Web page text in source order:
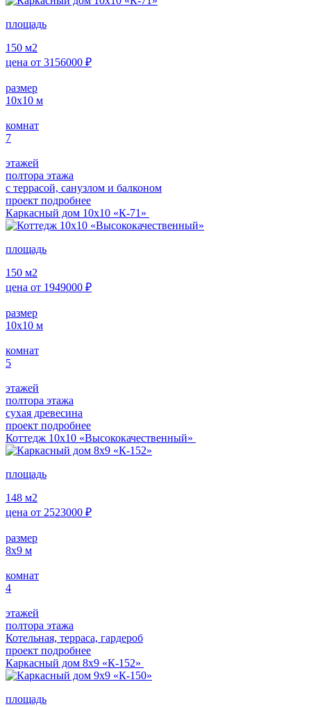
площадь
150 м2
цена от 3156000 ₽
размер
10х10 м
комнат
7
этажей
полтора этажа
с террасой, санузлом и балконом
проект подробнее
Каркасный дом 10х10 «К-71»
площадь
150 м2
цена от 1949000 ₽
размер
10х10 м
комнат
5
этажей
полтора этажа
сухая древесина
проект подробнее
Коттедж 10х10 «Высококачественный»
площадь
148 м2
цена от 2523000 ₽
размер
8x9 м
комнат
4
этажей
полтора этажа
Котельная, терраса, гардероб
проект подробнее
Каркасный дом 8х9 «К-152»
площадь